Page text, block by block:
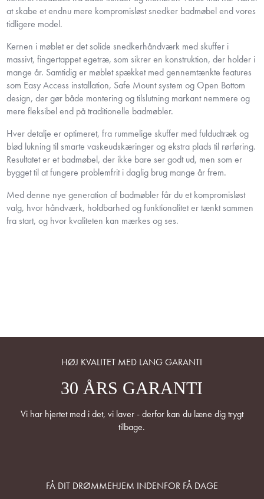
at skabe et endnu mere kompromisløst snedker badmøbel end vores
tidligere model.
Kernen i møblet er det solide snedkerhåndværk med skuffer i
massivt, fingertappet egetræ, som sikrer en konstruktion, der holder i
mange år. Samtidig er møblet spækket med gennemtænkte features
som Easy Access installation, Safe Mount system og Open Bottom
design, der gør både montering og tilslutning markant nemmere og
mere fleksibel end på traditionelle badmøbler.
Hver detalje er optimeret, fra rummelige skuffer med fuldudtræk og
blød lukning til smarte vaskeudskæringer og ekstra plads til rørføring.
Resultatet er et badmøbel, der ikke bare ser godt ud, men som er
bygget til at fungere problemfrit i daglig brug mange år frem.
Med denne nye generation af badmøbler får du et kompromisløst
valg, hvor håndværk, holdbarhed og funktionalitet er tænkt sammen
fra start, og hvor kvaliteten kan mærkes og ses.
HØJ KVALITET MED LANG GARANTI
30 ÅRS GARANTI
Vi har hjertet med i det, vi laver - derfor kan du læne dig trygt
tilbage.
FÅ DIT DRØMMEHJEM INDENFOR FÅ DAGE